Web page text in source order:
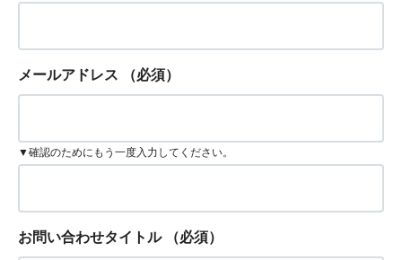
メールアドレス （必須）
▼確認のためにもう一度入力してください。
お問い合わせタイトル （必須）